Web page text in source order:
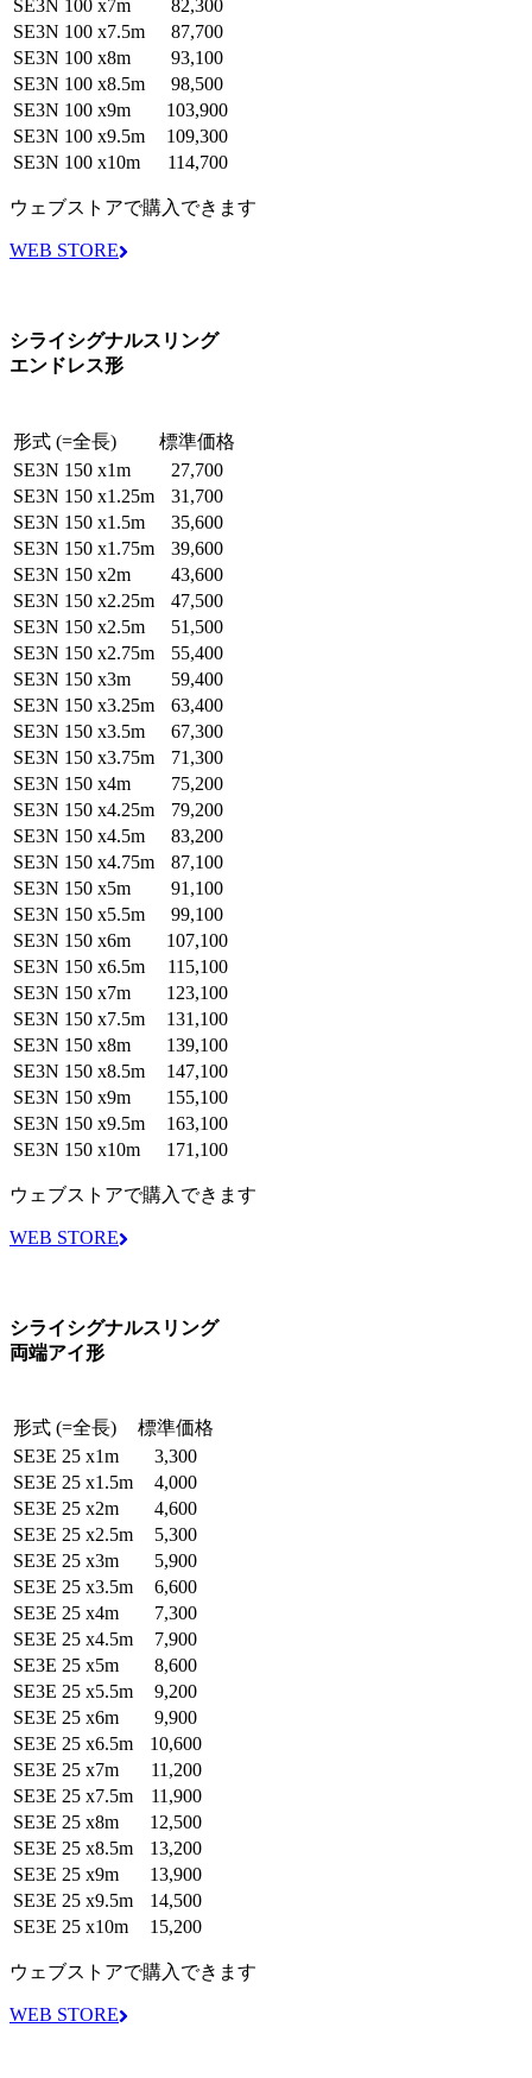
SE3N 100 x7m
82,300
SE3N 100 x7.5m
87,700
SE3N 100 x8m
93,100
SE3N 100 x8.5m
98,500
SE3N 100 x9m
103,900
SE3N 100 x9.5m
109,300
SE3N 100 x10m
114,700
ウェブストアで購入できます
WEB STORE
シライシグナルスリング
エンドレス形
形式 (=全長)
標準価格
SE3N 150 x1m
27,700
SE3N 150 x1.25m
31,700
SE3N 150 x1.5m
35,600
SE3N 150 x1.75m
39,600
SE3N 150 x2m
43,600
SE3N 150 x2.25m
47,500
SE3N 150 x2.5m
51,500
SE3N 150 x2.75m
55,400
SE3N 150 x3m
59,400
SE3N 150 x3.25m
63,400
SE3N 150 x3.5m
67,300
SE3N 150 x3.75m
71,300
SE3N 150 x4m
75,200
SE3N 150 x4.25m
79,200
SE3N 150 x4.5m
83,200
SE3N 150 x4.75m
87,100
SE3N 150 x5m
91,100
SE3N 150 x5.5m
99,100
SE3N 150 x6m
107,100
SE3N 150 x6.5m
115,100
SE3N 150 x7m
123,100
SE3N 150 x7.5m
131,100
SE3N 150 x8m
139,100
SE3N 150 x8.5m
147,100
SE3N 150 x9m
155,100
SE3N 150 x9.5m
163,100
SE3N 150 x10m
171,100
ウェブストアで購入できます
WEB STORE
シライシグナルスリング
両端アイ形
形式 (=全長)
標準価格
SE3E 25 x1m
3,300
SE3E 25 x1.5m
4,000
SE3E 25 x2m
4,600
SE3E 25 x2.5m
5,300
SE3E 25 x3m
5,900
SE3E 25 x3.5m
6,600
SE3E 25 x4m
7,300
SE3E 25 x4.5m
7,900
SE3E 25 x5m
8,600
SE3E 25 x5.5m
9,200
SE3E 25 x6m
9,900
SE3E 25 x6.5m
10,600
SE3E 25 x7m
11,200
SE3E 25 x7.5m
11,900
SE3E 25 x8m
12,500
SE3E 25 x8.5m
13,200
SE3E 25 x9m
13,900
SE3E 25 x9.5m
14,500
SE3E 25 x10m
15,200
ウェブストアで購入できます
WEB STORE